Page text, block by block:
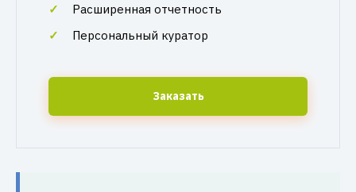
Расширенная отчетность
Персональный куратор
Заказать